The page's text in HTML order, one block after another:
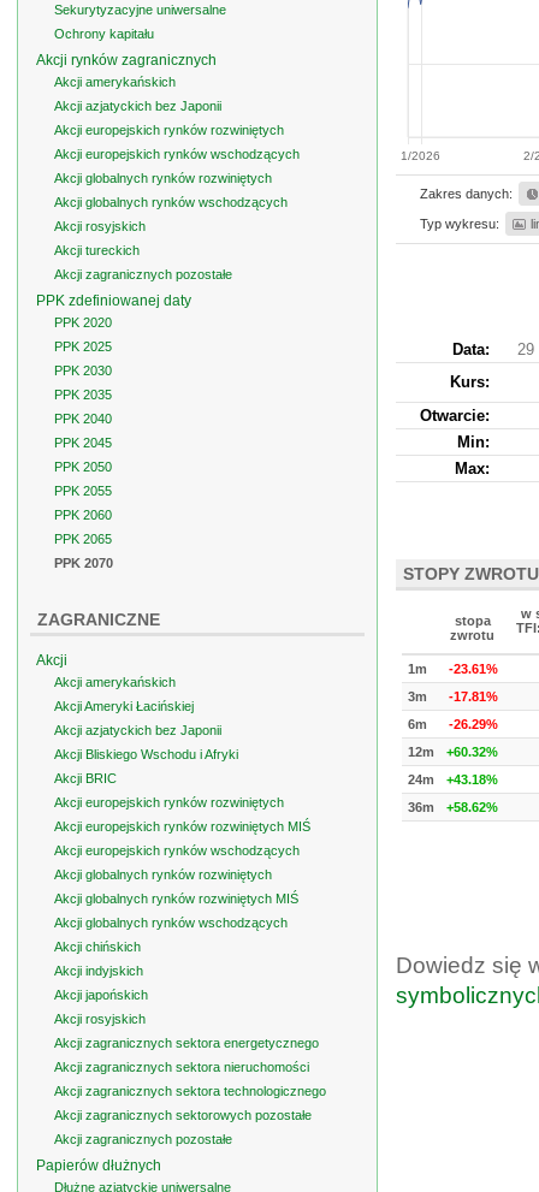
1/2026 2/
Zakres danych:
Typ wykresu:
Data:
29
Kurs:
Otwarcie:
Min:
Max:
STOPY ZWROTU
stopa
zwrotu
w
1m
-23.61%
3m
-17.81%
6m
-26.29%
12m
+60.32%
24m
+43.18%
36m
+58.62%
Dowiedz się
Sekurytyzacyjne uniwersalne
Ochrony kapitału
Akcji rynków zagranicznych
Akcji amerykańskich
Akcji azjatyckich bez Japonii
Akcji europejskich rynków rozwiniętych
Akcji europejskich rynków wschodzących
Akcji globalnych rynków rozwiniętych
Akcji globalnych rynków wschodzących
Akcji rosyjskich
Akcji tureckich
Akcji zagranicznych pozostałe
PPK zdefiniowanej daty
PPK 2020
PPK 2025
PPK 2030
PPK 2035
PPK 2040
PPK 2045
PPK 2050
PPK 2055
PPK 2060
PPK 2065
PPK 2070
ZAGRANICZNE
Akcji
Akcji amerykańskich
Akcji Ameryki Łacińskiej
Akcji azjatyckich bez Japonii
Akcji Bliskiego Wschodu i Afryki
Akcji BRIC
Akcji europejskich rynków rozwiniętych
Akcji europejskich rynków rozwiniętych MIŚ
Akcji europejskich rynków wschodzących
Akcji globalnych rynków rozwiniętych
Akcji globalnych rynków rozwiniętych MIŚ
Akcji globalnych rynków wschodzących
Akcji chińskich
Akcji indyjskich
Akcji japońskich
Akcji rosyjskich
Akcji zagranicznych sektora energetycznego
Akcji zagranicznych sektora nieruchomości
Akcji zagranicznych sektora technologicznego
Akcji zagranicznych sektorowych pozostałe
Akcji zagranicznych pozostałe
Papierów dłużnych
Dłużne azjatyckie uniwersalne